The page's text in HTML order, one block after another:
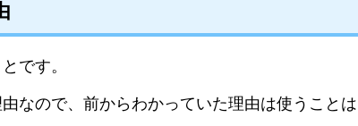
です。
なので、前からわかっていた理由は使うことは